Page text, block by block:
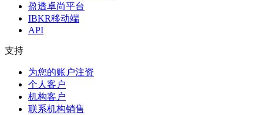
盈透卓尚平台
IBKR移动端
API
支持
为您的账户注资
个人客户
机构客户
联系机构销售